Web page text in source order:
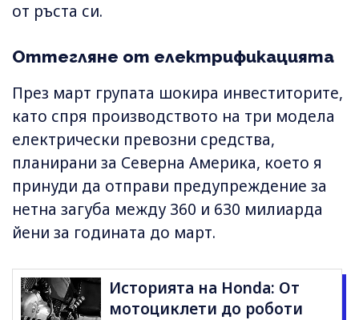
от ръста си.
Оттегляне от електрификацията
През март групата шокира инвеститорите,
като спря производството на три модела
електрически превозни средства,
планирани за Северна Америка, което я
принуди да отправи предупреждение за
нетна загуба между 360 и 630 милиарда
йени за годината до март.
Историята на Honda: От
мотоциклети до роботи